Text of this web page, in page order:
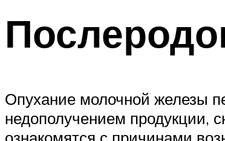
Опухание молочной железы
недополучением продукции,